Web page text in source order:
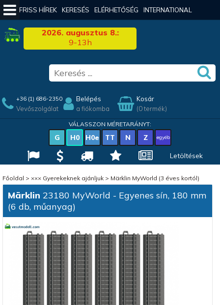
FRISS HÍREK KERESÉS ELÉRHETŐSÉG INTERNATIONAL
2026. augusztus 8.:
9-13h
+36 (1) 686-2350
Vevőszolgálat
Belépés
a fiókomba
Kosár
(0 termék)
VÁLASSZON MÉRETARÁNYT:
G H0 H0e TT N Z egyéb
Letöltések
Főoldal > ××× Gyerekeknek ajánljuk> Märklin MyWorld (3 éves kortól)
Märklin 23180 MyWorld - Egyenes sín, 180 mm
(6 db, műanyag)